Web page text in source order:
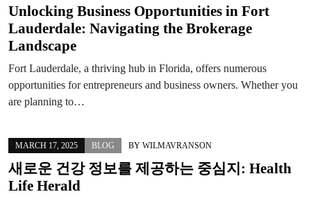
Unlocking Business Opportunities in Fort
Lauderdale: Navigating the Brokerage
Landscape
Fort Lauderdale, a thriving hub in Florida, offers numerous
opportunities for entrepreneurs and business owners. Whether you
are planning to…
MARCH 17, 2025 BLOG BY WILMAVRANSON
새로운 건강 정보를 제공하는 중심지: Health
Life Herald